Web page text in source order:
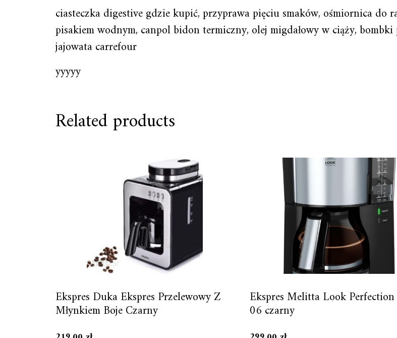
ciasteczka digestive gdzie kupić, przyprawa pięciu smaków, ośmiornica do
pisakiem wodnym, canpol bidon termiczny, olej migdałowy w ciąży,
jajowata carrefour
yyyyy
Related products
Ekspres Duka Ekspres Przelewowy Z
Młynkiem Boje Czarny
Ekspres Melitta Look
06 czarny